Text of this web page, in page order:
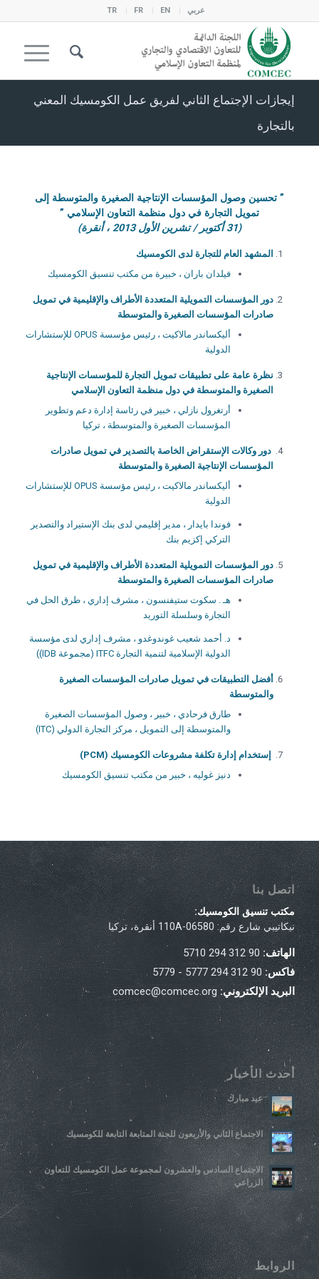
عربي EN
FR
TR
إيجازات الإجتماع الثاني لفريق عمل الكومسيك المعني
بالتجارة
” تحسين وصول المؤسسات الإنتاجية الصغيرة والمتوسطة إلى
تمويل التجارة في دول منظمة التعاون الإسلامي ”
(31 أكتوبر / تشرين الأول 2013 ، أنقرة)
المشهد العام للتجارة لدى الكومسيك
فيلدان باران ، خبيرة من مكتب تنسيق الكومسيك
دور المؤسسات التمويلية المتعددة الأطراف والإقليمية في تمويل
صادرات المؤسسات الصغيرة والمتوسطة
أليكساندر مالاكيت ، رئيس مؤسسة OPUS للإستشارات
الدولية
نظرة عامة على تطبيقات تمويل التجارة للمؤسسات الإنتاجية
الصغيرة والمتوسطة في دول منظمة التعاون الإسلامي
أرتغرول نازلي ، خبير في رئاسة إدارة دعم وتطوير
المؤسسات الصغيرة والمتوسطة ، تركيا
دور وكالات الإستقراض الخاصة بالتصدير في تمويل صادرات
المؤسسات الإنتاجية الصغيرة والمتوسطة
أليكساندر مالاكيت ، رئيس مؤسسة OPUS للإستشارات
الدولية
فوندا بايدار ، مدير إقليمي لدى بنك الإستيراد والتصدير
التركي إكزيم بنك
دور المؤسسات التمويلية المتعددة الأطراف والإقليمية في تمويل
صادرات المؤسسات الصغيرة والمتوسطة
هـ . سكوت ستيفنسون ، مشرف إداري ، طرق الحل في
التجارة وسلسلة التوريد
د. أحمد شعيب غوندوغدو ، مشرف إداري لدى مؤسسة
الدولية الإسلامية لتنمية التجارة ITFC (مجموعة IDB))
أفضل التطبيقات في تمويل صادرات المؤسسات الصغيرة
والمتوسطة
طارق فرحادي ، خبير ، وصول المؤسسات الصغيرة
والمتوسطة إلى التمويل ، مركز التجارة الدولي (ITC)
إستخدام إدارة تكلفة مشروعات الكومسيك (PCM)
دنيز غوليه ، خبير من مكتب تنسيق الكومسيك
اتصل بنا
مكتب تنسيق الكومسيك:
نيكاتيبي شارع رقم: 110A-06580 أنقرة، تركيا
الهاتف:90 312 294 5710
فاكس:90 312 294 5777 - 5779
البريد الإلكتروني: comcec@comcec.org
أحدث الأخبار
عيد مبارك
الاجتماع الثاني والأربعون للجنة المتابعة التابعة للكومسيك
الاجتماع السادس والعشرون لمجموعة عمل الكومسيك للتعاون
الزراعي
الروابط